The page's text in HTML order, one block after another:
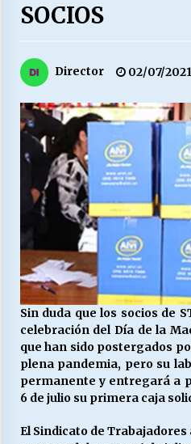
27/07/2026
MUNICIPALIDAD,
LABORAL:
13/07/2026
Escuela
25/06/2026
¿Qué habrían
23/06/2026
VOLVER A SER
16/06/2026
28/05/2026
SOCIOS
Director 02/07/2021
Sin duda que los socios de
celebración del Día de la
que han sido postergados
plena pandemia, pero su
permanente y entregará a
6 de julio su primera caja
El Sindicato de